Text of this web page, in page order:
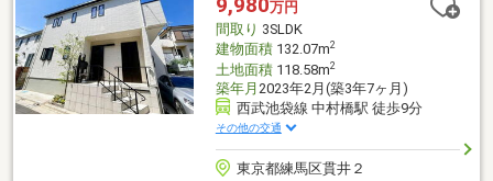
9,980万円
間取り 3SLDK
建物面積132.07m2
土地面積118.58m2
築年月 2023年2月(築3年7ヶ月)
西武池袋線 中村橋駅 徒歩9分
その他の交通
東京都練馬区貫井２